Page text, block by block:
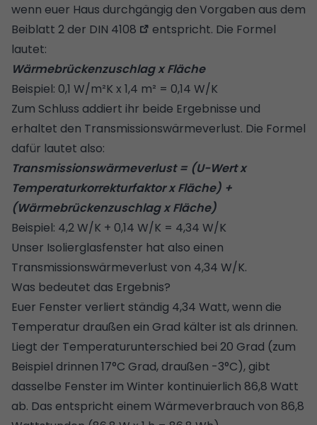
wenn euer Haus durchgängig den Vorgaben aus dem
Beiblatt 2 der DIN 4108
entspricht. Die Formel
lautet:
Wärmebrückenzuschlag x Fläche
Beispiel: 0,1 W/m²K x 1,4 m² = 0,14 W/K
Zum Schluss addiert ihr beide Ergebnisse und
erhaltet den Transmissionswärmeverlust. Die Formel
dafür lautet also:
Transmissionswärmeverlust = (U-Wert x
Temperaturkorrekturfaktor x Fläche) +
(Wärmebrückenzuschlag x Fläche)
Beispiel: 4,2 W/K + 0,14 W/K = 4,34 W/K
Unser Isolierglasfenster hat also einen
Transmissionswärmeverlust von 4,34 W/K.
Was bedeutet das Ergebnis?
Euer Fenster verliert ständig 4,34 Watt, wenn die
Temperatur draußen ein Grad kälter ist als drinnen.
Liegt der Temperaturunterschied bei 20 Grad (zum
Beispiel drinnen 17°C Grad, draußen -3°C), gibt
dasselbe Fenster im Winter kontinuierlich 86,8 Watt
ab. Das entspricht einem Wärmeverbrauch von 86,8